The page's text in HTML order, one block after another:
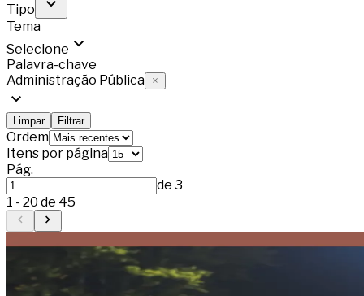
Tipo
Tema
Selecione
Palavra-chave
Administração Pública
Limpar Filtrar
Ordem
Itens por página
Pág.
de 3
1 - 20 de 45